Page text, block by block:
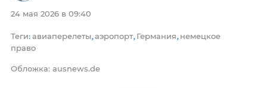
24 мая 2026 в 09:40
Теги: авиаперелеты,аэропорт, Германия, немецкое
право
Обложка: ausnews.de